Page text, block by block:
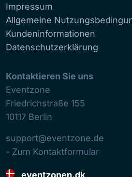
Impressum
Allgemeine
Kundeninformationen
Datenschutzerklärung
Kontaktieren Sie uns
Eventzone
Friedrichstraße 155
10117 Berlin
support@eventzone.de
- Zum Kontaktformular
eventzonen.dk